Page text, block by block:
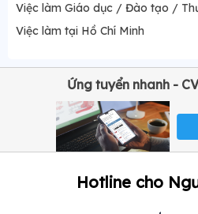
Việc làm Giáo dục / Đào tạo /
Việc làm tại Hồ Chí Minh
Ứng tuyển nhanh -
Hotline cho